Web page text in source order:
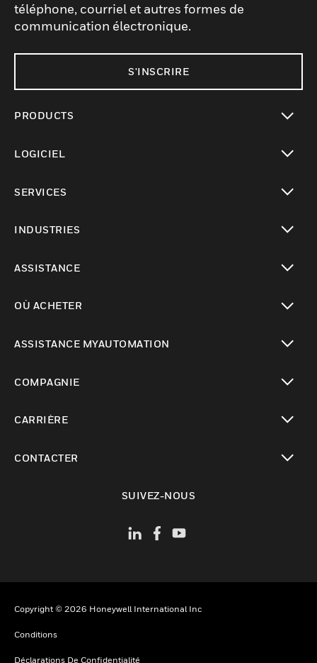
téléphone, courriel et autres formes de
communication électronique.
S'INSCRIRE
PRODUCTS
LOGICIEL
SERVICES
INDUSTRIES
ASSISTANCE
OÙ ACHETER
ASSISTANCE MYAUTOMATION
COMPAGNIE
CARRIÈRE
CONTACTER
SUIVEZ-NOUS
Copyright © 2026 Honeywell International Inc
Conditions
Déclarations De Confidentialité